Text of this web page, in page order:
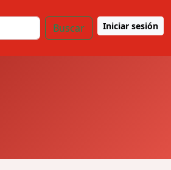
Buscar Iniciar sesión